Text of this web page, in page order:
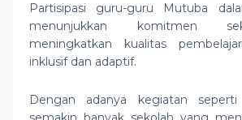
Partisipasi guru-guru Mutuba
menunjukkan komitmen
meningkatkan kualitas
inklusif dan adaptif.
Dengan adanya kegiatan seperti